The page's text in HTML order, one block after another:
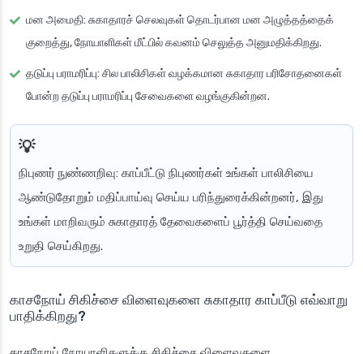
மன அமைதி: சுகாதாரச் செலவுகள் தொடர்பான மன அழுத்தத்தைக்
குறைத்து, நோயாளிகள் மீட்பில் கவனம் செலுத்த அனுமதிக்கிறது.
தடுப்பு பராமரிப்பு: சில பாலிசிகள் வழக்கமான சுகாதார பரிசோதனைகள்
போன்ற தடுப்பு பராமரிப்பு சேவைகளை வழங்குகின்றன.
நிபுணர் நுண்ணறிவு: காப்பீட்டு நிபுணர்கள் உங்கள் பாலிசியை
ஆண்டுதோறும் மதிப்பாய்வு செய்ய பரிந்துரைக்கின்றனர், இது
உங்கள் மாறிவரும் சுகாதாரத் தேவைகளைப் பூர்த்தி செய்வதை
உறுதி செய்கிறது.
காசநோய் சிகிச்சை விளைவுகளை சுகாதார காப்பீடு எவ்வாறு
பாதிக்கிறது?